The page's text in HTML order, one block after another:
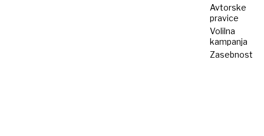
Avtorske
pravice
Volilna
kampanja
Zasebnost